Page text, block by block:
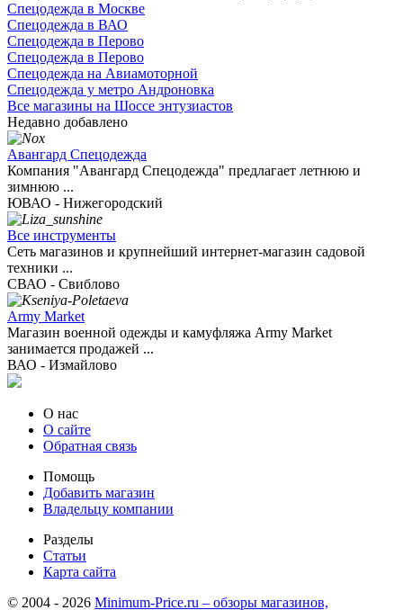
Спецодежда в Москве
Спецодежда в ВАО
Спецодежда в Перово
Спецодежда в Перово
Спецодежда на Авиамоторной
Спецодежда у метро Андроновка
Все магазины на Шоссе энтузиастов
Недавно добавлено
Авангард Спецодежда
Компания "Авангард Спецодежда" предлагает летнюю и
зимнюю ...
ЮВАО - Нижегородский
Все инструменты
Сеть магазинов и крупнейший интернет-магазин садовой
техники ...
СВАО - Свиблово
Army Market
Магазин военной одежды и камуфляжа Army Market
занимается продажей ...
ВАО - Измайлово
О нас
О сайте
Обратная связь
Помощь
Добавить магазин
Владельцу компании
Разделы
Статьи
Карта сайта
© 2004 - 2026 Minimum-Price.ru – обзоры магазинов,